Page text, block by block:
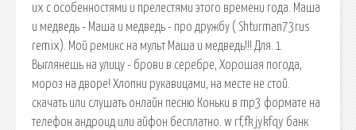
их с особенностями и прелестями этого времени года. Маша
и медведь - Маша и медведь - про дружбу ( Shturman73rus
remix). Мой ремикс на мульт Маша и медведь!!! Для. 1
Выглянешь на улицу - брови в серебре, Хорошая погода,
мороз на дворе! Хлопни рукавицами, на месте не стой.
скачать или слушать онлайн песню Коньки в mp3 формате на
телефон андроид или айфон бесплатно. w rf,fk jykfqy банк